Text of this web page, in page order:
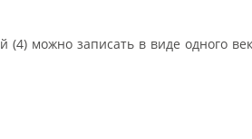
(4) можно записать в виде одного